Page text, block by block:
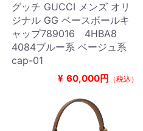
グッチ GUCCI メンズ オリ
ジナル GG ベースボールキ
ャップ789016 4HBA8
4084ブルー系 ベージュ系
cap-01
¥ 60,000円 （税込）